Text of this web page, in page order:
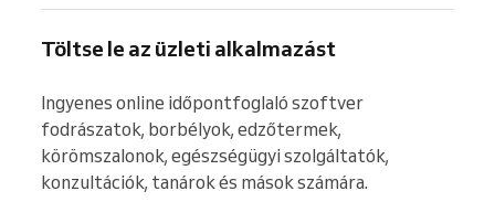
Töltse le az üzleti alkalmazást
Ingyenes online időpontfoglaló szoftver
fodrászatok, borbélyok, edzőtermek,
körömszalonok, egészségügyi szolgáltatók,
konzultációk, tanárok és mások számára.